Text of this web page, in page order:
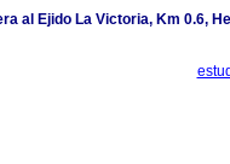
al Ejido La Victoria, Km 0.6,